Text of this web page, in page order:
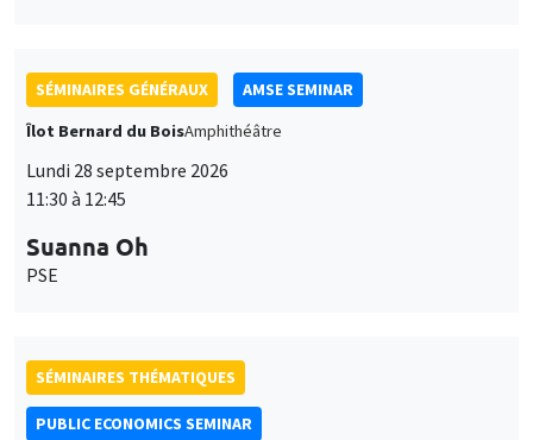
SÉMINAIRES GÉNÉRAUX
AMSE SEMINAR
Îlot Bernard du BoisAmphithéâtre
Lundi 28 septembre 2026
11:30 à 12:45
Suanna Oh
PSE
SÉMINAIRES THÉMATIQUES
PUBLIC ECONOMICS SEMINAR